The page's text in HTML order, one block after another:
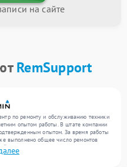
на сайте
RemSupport
по ремонту и обслуживанию техники
опытом работы. В штате компании
опытом. За время работы
выполнено общее число ремонтов
центр поступает свыше 300 единиц
любой сложности и предлагаем